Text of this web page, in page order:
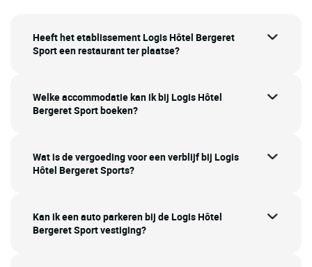
Heeft het etablissement Logis Hôtel Bergeret
Sport een restaurant ter plaatse?
Welke accommodatie kan ik bij Logis Hôtel
Bergeret Sport boeken?
Wat is de vergoeding voor een verblijf bij Logis
Hôtel Bergeret Sports?
Kan ik een auto parkeren bij de Logis Hôtel
Bergeret Sport vestiging?